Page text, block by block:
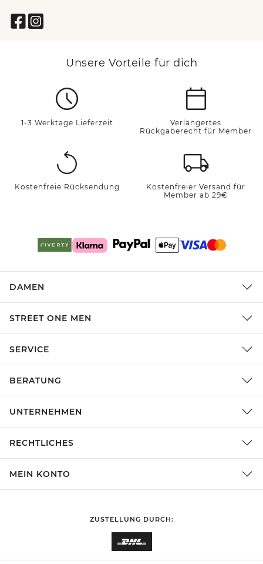
Unsere Vorteile für dich
1-3 Werktage Lieferzeit
Verlängertes
Rückgaberecht für Member
Kostenfreie Rücksendung
Kostenfreier Versand für
Member ab 29€
DAMEN
STREET ONE MEN
SERVICE
BERATUNG
UNTERNEHMEN
RECHTLICHES
MEIN KONTO
ZUSTELLUNG DURCH: